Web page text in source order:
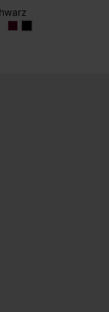
schwarz
schwarz